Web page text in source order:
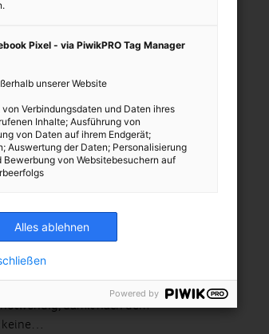
was vor dem
untersucht werden muss.
damit nach dem
keine…
Pixel - via PiwikPRO Tag Manager
unserer Website
von Verbindungsdaten und Daten ihres
Inhalte; Ausführung von
von Daten auf ihrem Endgerät;
Auswertung der Daten; Personalisierung
von Websitebesuchern auf
Alles ablehnen
Powered by